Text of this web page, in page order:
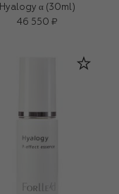
Hyalogy α (30ml)
46 550 ₽